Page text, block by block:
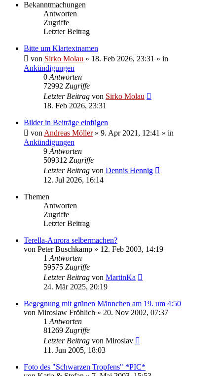
Bekanntmachungen
Antworten
Zugriffe
Letzter Beitrag
Bitte um Klartextnamen
von Sirko Molau » 18. Feb 2026, 23:31 » in
Ankündigungen
0 Antworten
72992 Zugriffe
Letzter Beitrag von Sirko Molau
18. Feb 2026, 23:31
Bilder in Beiträge einfügen
von Andreas Möller» 9. Apr 2021, 12:41 » in
Ankündigungen
9 Antworten
509312 Zugriffe
Letzter Beitrag von Dennis Hennig
12. Jul 2026, 16:14
Themen
Antworten
Zugriffe
Letzter Beitrag
Terella-Aurora selbermachen?
von Peter Buschkamp » 12. Feb 2003, 14:19
1 Antworten
59575 Zugriffe
Letzter Beitrag von MartinKa
24. Mär 2025, 20:19
Begegnung mit grünen Männchen am 19. um 4:50
von Miroslaw Fröhlich » 20. Nov 2002, 07:37
1 Antworten
81269 Zugriffe
Letzter Beitrag von Miroslav
11. Jun 2005, 18:03
Foto des "Schwarzen Tropfens" *PIC*